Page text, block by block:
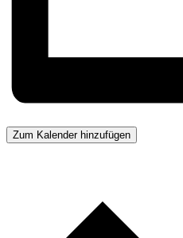
Zum Kalender hinzufügen